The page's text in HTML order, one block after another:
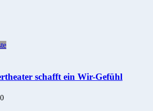
schafft ein Wir-Gefühl